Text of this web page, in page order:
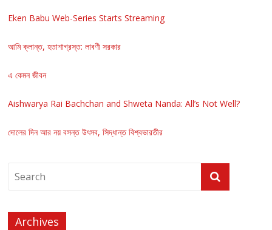
Eken Babu Web-Series Starts Streaming
আমি ক্লান্ত, হতাশাগ্রস্ত: লাবণী সরকার
এ কেমন জীবন
Aishwarya Rai Bachchan and Shweta Nanda: All’s Not Well?
দোলের দিন আর নয় বসন্ত উৎসব, সিদ্ধান্ত বিশ্বভারতীর
Archives